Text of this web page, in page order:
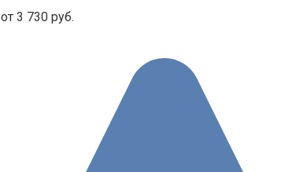
от 3 730 руб.